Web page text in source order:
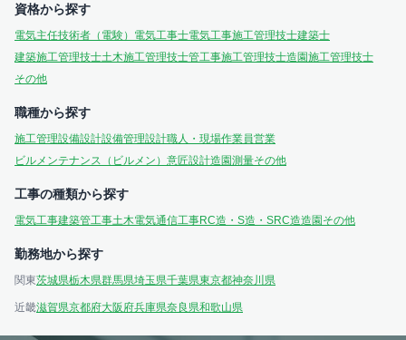
資格から探す
電気主任技術者（電験） 電気工事士電気工事施工管理技士建築士
建築施工管理技士土木施工管理技士管工事施工管理技士造園施工管理技士
その他
職種から探す
施工管理設備設計設備管理設計職人・現場作業員営業
ビルメンテナンス（ビルメン） 意匠設計造園測量その他
工事の種類から探す
電気工事建築管工事土木電気通信工事RC造・S造・SRC造造園 その他
勤務地から探す
関東茨城県栃木県群馬県埼玉県千葉県東京都神奈川県
近畿滋賀県京都府大阪府兵庫県奈良県和歌山県